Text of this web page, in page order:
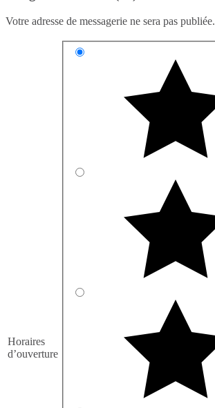
Votre adresse de messagerie ne sera pas publiée.
Horaires
d’ouverture